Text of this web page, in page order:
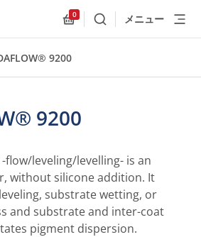
0
検索 メニュー
9200
9200
-flow/leveling/levelling- is an
without silicone addition. It
substrate wetting, or
and substrate and inter-coat
pigment dispersion.